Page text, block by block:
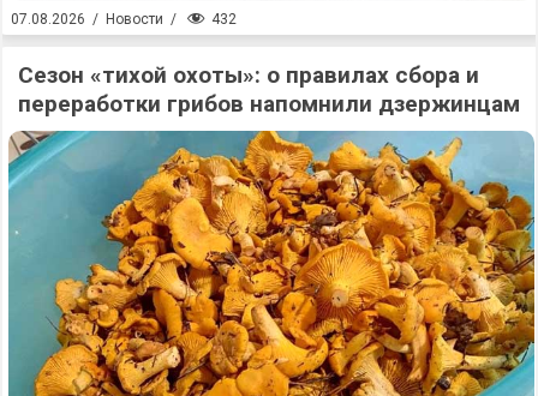
07.08.2026 / Новости / 432
Сезон «тихой охоты»: о правилах сбора и
переработки грибов напомнили дзержинцам